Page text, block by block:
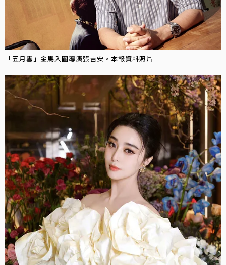
「五月雪」金馬入圍導演張吉安。本報資料照片